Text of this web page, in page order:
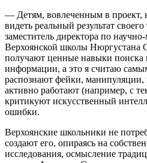
— Детям, вовлеченным в проект,
видеть реальный результат
заместитель директора по
Верхоянской школы Нюргустана
получают ценные навыки поиска
информации, а это я считаю
распознают фейки, манипуляции,
активно работают (например, с
критикуют искусственный
ошибки.
Верхоянские школьники не
создают его, опираясь на
исследования, осмысление